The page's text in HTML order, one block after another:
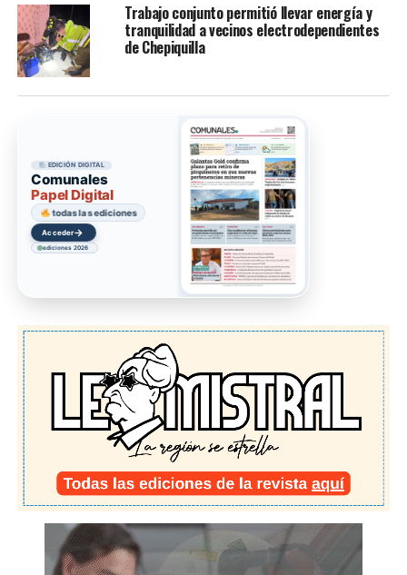
Trabajo conjunto permitió llevar energía y
tranquilidad a vecinos electrodependientes
de Chepiquilla
EDICIÓN DIGITAL
Comunales
Papel Digital
todas las ediciones
Acceder→
ediciones 2026